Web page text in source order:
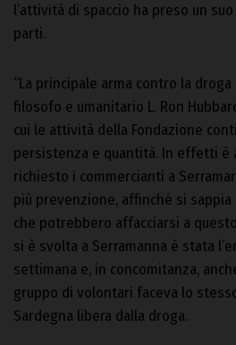
l’attività di spaccio ha preso un
parti.
“La principale arma contro la droga
filosofo e umanitario L. Ron
cui le attività della Fondazione
persistenza e quantità. In effetti è
richiesto i commercianti a
più prevenzione, affinché si
che potrebbero affacciarsi a
si è svolta a Serramanna è stata
settimana e, in concomitanza,
gruppo di volontari faceva lo
Sardegna libera dalla droga.